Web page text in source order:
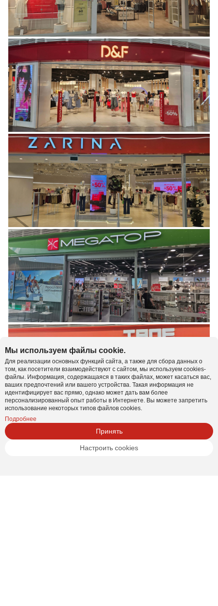
Мы используем файлы cookie.
Для реализации основных функций сайта, а также для сбора данных о
том, как посетители взаимодействуют с сайтом, мы используем cookies-
файлы. Информация, содержащаяся в таких файлах, может касаться вас,
ваших предпочтений или вашего устройства. Такая информация не
идентифицирует вас прямо, однако может дать вам более
персонализированный опыт работы в Интернете. Вы можете запретить
использование некоторых типов файлов cookies.
Подробнее
Принять
Настроить cookies